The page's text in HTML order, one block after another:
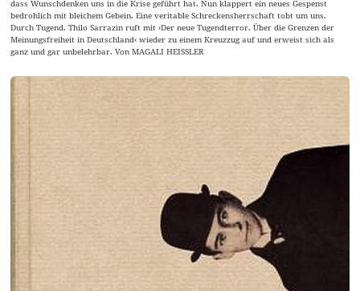
dass Wunschdenken uns in die Krise geführt hat. Nun klappert ein neues Gespenst
bedrohlich mit bleichem Gebein. Eine veritable Schreckensherrschaft tobt um uns.
Durch Tugend. Thilo Sarrazin ruft mit ›Der neue Tugendterror. Über die Grenzen der
Meinungsfreiheit in Deutschland‹ wieder zu einem Kreuzzug auf und erweist sich als
ganz und gar unbelehrbar. Von MAGALI HEISSLER